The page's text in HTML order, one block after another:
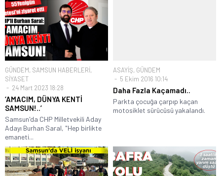
GÜNDEM, SAMSUN HABERLERİ,
SİYASET
24 Mart 2023 18:28
‘AMACIM, DÜNYA KENTİ
SAMSUN!..’
Samsun'da CHP Milletvekili Aday
Adayı Burhan Saral, "Hep birlikte
emaneti...
ASAYİŞ, GÜNDEM
5 Ekim 2016 10:14
Daha Fazla Kaçamadı..
Parkta çocuğa çarpıp kaçan
motosiklet sürücüsü yakalandı.